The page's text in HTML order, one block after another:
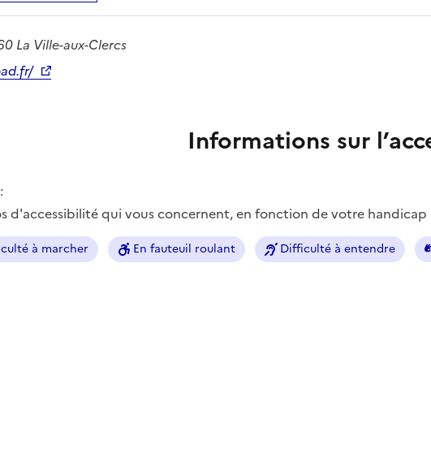
La Ville-aux-Clercs
Informations sur
d'accessibilité qui vous concernent, en fonction de votre handicap
à marcher En fauteuil roulant Difficulté à entendre